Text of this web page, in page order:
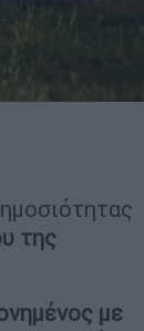
της
με